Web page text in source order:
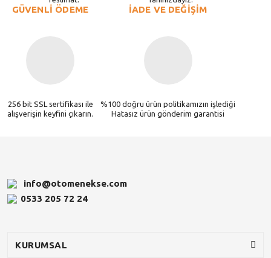
GÜVENLİ ÖDEME
256 bit SSL sertifikası ile
alışverişin keyfini çıkarın.
İADE VE DEĞİŞİM
%100 doğru ürün politikamızın işlediği
Hatasız ürün gönderim garantisi
info@otomenekse.com
0533 205 72 24
KURUMSAL